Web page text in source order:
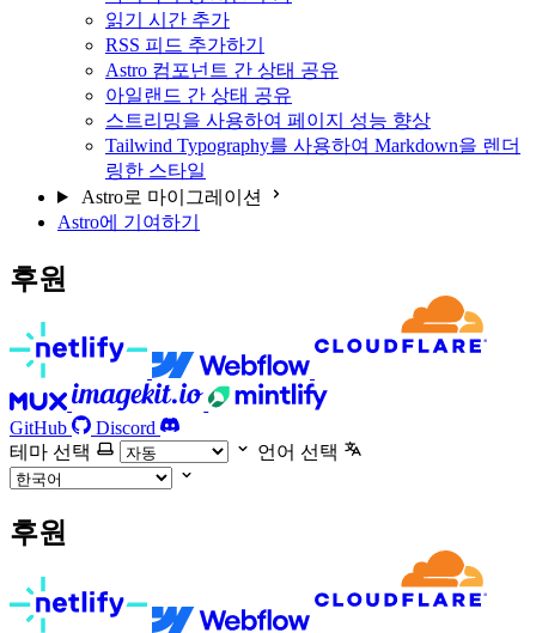
읽기 시간 추가
RSS 피드 추가하기
Astro 컴포넌트 간 상태 공유
아일랜드 간 상태 공유
스트리밍을 사용하여 페이지 성능 향상
Tailwind Typography를 사용하여 Markdown을 렌더
링한 스타일
Astro로 마이그레이션
Astro에 기여하기
후원
GitHub
Discord
테마 선택
언어 선택
후원